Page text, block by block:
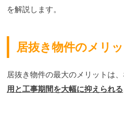
を解説します。
居抜き物件のメリ
居抜き物件の最大のメリットは、
用と工事期間を大幅に抑えられる